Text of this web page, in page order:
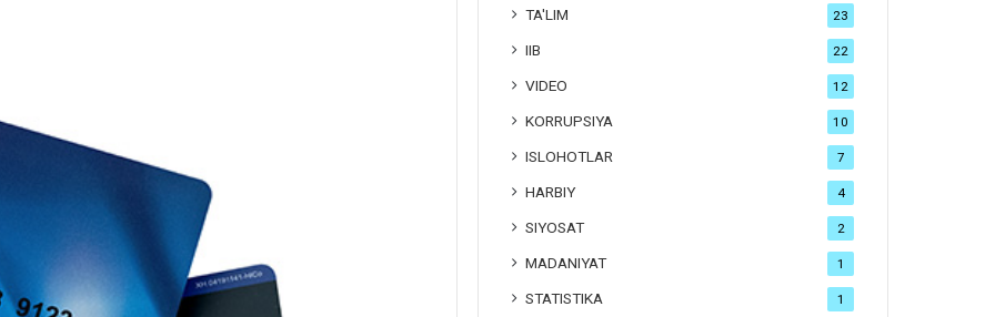
TA'LIM 23
IIB 22
VIDEO 12
KORRUPSIYA 10
ISLOHOTLAR 7
HARBIY 4
SIYOSAT 2
MADANIYAT 1
STATISTIKA 1